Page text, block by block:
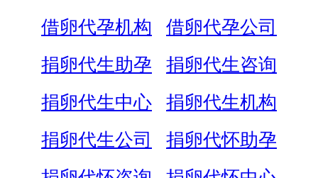
借卵代孕机构
借卵代孕公司
捐卵代生助孕
捐卵代生咨询
捐卵代生中心
捐卵代生机构
捐卵代生公司
捐卵代怀助孕